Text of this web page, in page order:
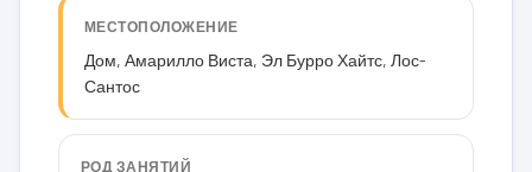
МЕСТОПОЛОЖЕНИЕ
Дом, Амарилло Виста, Эл Бурро Хайтс, Лос-
Сантос
РОД ЗАНЯТИЙ